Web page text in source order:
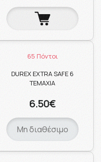
65 Πόντοι
DUREX EXTRA SAFE 6
ΤΕΜΑΧΙΑ
6.50€
Μη διαθέσιμο